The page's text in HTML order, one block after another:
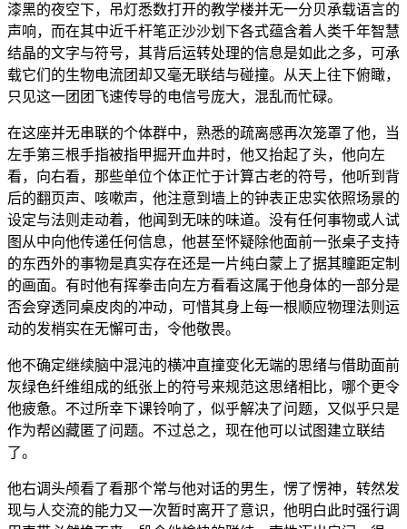
漆黑的夜空下，吊灯悉数打开的教学楼并无一分贝承载语言的
声响，而在其中近千杆笔正沙沙划下各式蕴含着人类千年智慧
结晶的文字与符号，其背后运转处理的信息是如此之多，可承
载它们的生物电流团却又毫无联结与碰撞。从天上往下俯瞰，
只见这一团团飞速传导的电信号庞大，混乱而忙碌。
在这座并无串联的个体群中，熟悉的疏离感再次笼罩了他，当
左手第三根手指被指甲掘开血井时，他又抬起了头，他向左
看，向右看，那些单位个体正忙于计算古老的符号，他听到背
后的翻页声、咳嗽声，他注意到墙上的钟表正忠实依照场景的
设定与法则走动着，他闻到无味的味道。没有任何事物或人试
图从中向他传递任何信息，他甚至怀疑除他面前一张桌子支持
的东西外的事物是真实存在还是一片纯白蒙上了据其瞳距定制
的画面。有时他有挥拳击向左方看看这属于他身体的一部分是
否会穿透同桌皮肉的冲动，可惜其身上每一根顺应物理法则运
动的发梢实在无懈可击，令他敬畏。
他不确定继续脑中混沌的横冲直撞变化无端的思绪与借助面前
灰绿色纤维组成的纸张上的符号来规范这思绪相比，哪个更令
他疲惫。不过所幸下课铃响了，似乎解决了问题，又似乎只是
作为帮凶藏匿了问题。不过总之，现在他可以试图建立联结
了。
他右调头颅看了看那个常与他对话的男生，愣了愣神，转然发
现与人交流的能力又一次暂时离开了意识，他明白此时强行调